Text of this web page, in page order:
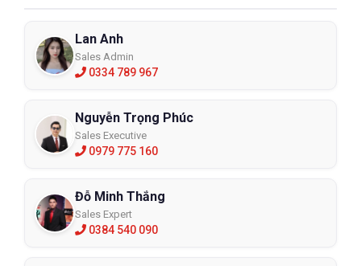
Lan Anh
Sales Admin
0334 789 967
Nguyễn Trọng Phúc
Sales Executive
0979 775 160
Đỗ Minh Thắng
Sales Expert
0384 540 090